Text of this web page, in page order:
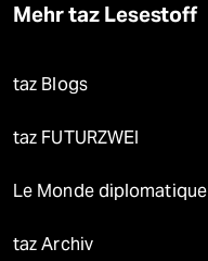
Mehr taz Lesestoff
taz Blogs
taz FUTURZWEI
Le Monde diplomatique
taz Archiv